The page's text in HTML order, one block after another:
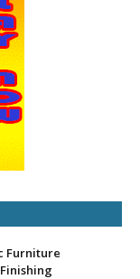
Furniture